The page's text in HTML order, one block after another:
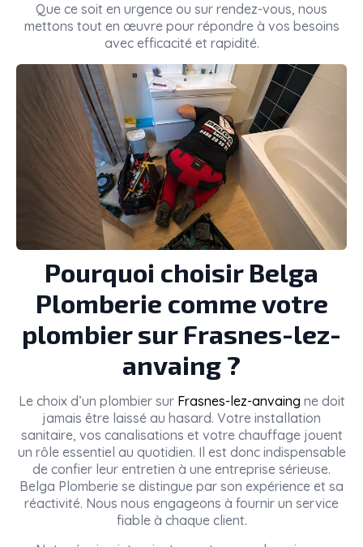
Que ce soit en urgence ou sur rendez-vous, nous
mettons tout en œuvre pour répondre à vos besoins
avec efficacité et rapidité.
Pourquoi choisir Belga
Plomberie comme votre
plombier sur Frasnes-lez-
anvaing ?
Le choix d’un plombier sur Frasnes-lez-anvaing ne doit
jamais être laissé au hasard. Votre installation
sanitaire, vos canalisations et votre chauffage jouent
un rôle essentiel au quotidien. Il est donc indispensable
de confier leur entretien à une entreprise sérieuse.
Belga Plomberie se distingue par son expérience et sa
réactivité. Nous nous engageons à fournir un service
fiable à chaque client.